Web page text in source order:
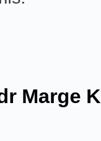
Marge